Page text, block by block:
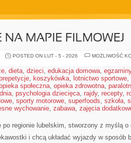
NA MAPIE FILMOWEJ
POSTED ON LUT - 5 - 2026
MOŻLIWOŚĆ
, dieta, dzieci, edukacja domowa, egzaminy
, koszykówka, lotnictwo sportowe,
społeczna, opieka zdrowotna,
, psychologia dziecięca, rajdy, recepty,
, sporty motorowe, superfoods, szkoła,
wychowanie, zabawa, zajęcia
po regionie lubelskim, stworzony z myślą o
i chcą układać wyjazdy w sposób